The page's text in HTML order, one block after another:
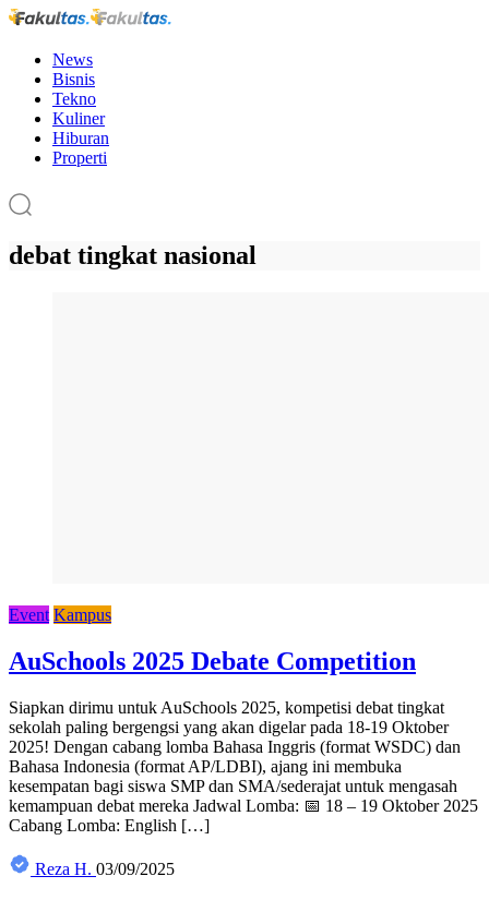
News
Bisnis
Tekno
Kuliner
Hiburan
Properti
debat tingkat nasional
Event Kampus
AuSchools 2025 Debate Competition
Siapkan dirimu untuk AuSchools 2025, kompetisi debat tingkat
sekolah paling bergengsi yang akan digelar pada 18-19 Oktober
2025! Dengan cabang lomba Bahasa Inggris (format WSDC) dan
Bahasa Indonesia (format AP/LDBI), ajang ini membuka
kesempatan bagi siswa SMP dan SMA/sederajat untuk mengasah
kemampuan debat mereka Jadwal Lomba: 📅 18 – 19 Oktober 2025
Cabang Lomba: English […]
Reza H. 03/09/2025